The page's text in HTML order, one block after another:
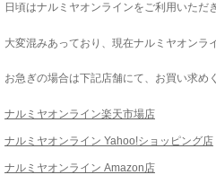
日頃はナルミヤオンラインをご利用いただ
大変混みあっており、現在ナルミヤオンラ
お急ぎの場合は下記店舗にて、お買い求め
ナルミヤオンライン楽天市場店
ナルミヤオンライン Yahoo!ショッピング店
ナルミヤオンライン Amazon店